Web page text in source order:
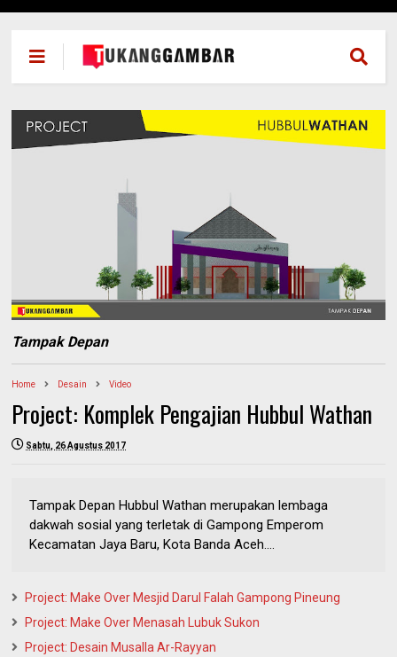
Tampak Depan
Home Desain Video
Project: Komplek Pengajian Hubbul Wathan
Sabtu, 26 Agustus 2017
Tampak Depan Hubbul Wathan merupakan lembaga
dakwah sosial yang terletak di Gampong Emperom
Kecamatan Jaya Baru, Kota Banda Aceh....
Project: Make Over Mesjid Darul Falah Gampong Pineung
Project: Make Over Menasah Lubuk Sukon
Project: Desain Musalla Ar-Rayyan